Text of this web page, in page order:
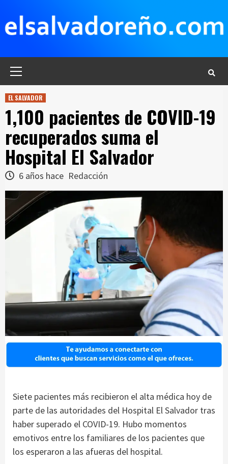
contenido
EL SALVADOR
1,100 pacientes de COVID-19
recuperados suma el
Hospital El Salvador
6 años hace Redacción
Siete pacientes más recibieron el alta médica hoy de
parte de las autoridades del Hospital El Salvador tras
haber superado el COVID-19. Hubo momentos
emotivos entre los familiares de los pacientes que
los esperaron a las afueras del hospital.